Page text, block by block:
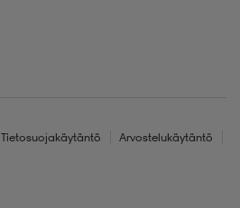
Tietosuojakäytäntö
Arvostelukäytäntö